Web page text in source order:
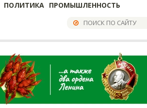
ПОЛИТИКА ПРОМЫШЛЕННОСТЬ